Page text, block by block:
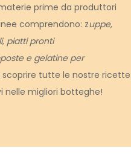
prime da produttori
comprendono: zuppe,
piatti pronti
e gelatine per
scoprire tutte le nostre ricette
nelle migliori botteghe!